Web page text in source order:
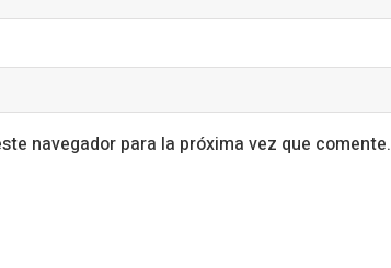
navegador para la próxima vez que comente.